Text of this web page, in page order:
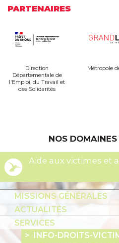
NOS
Aide aux victimes et
MISSIONS GÉNÉRALES
ACTUALITÉS
SERVICES
INFO-DROITS-
PARTENAIRES
Direction
Départementale de
l'Emploi, du Travail et
des Solidarités
Métropole